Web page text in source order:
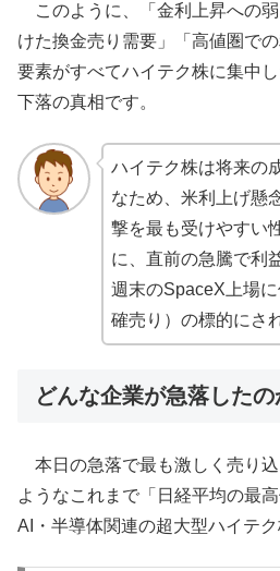
このように、「金利上昇への
けた換金売り需要」「高値圏で
要素がすべてハイテク株に集中
下落の真相です。
ハイテク株は将来の
なため、米利上げ懸
撃を最も受けやすい
に、直前の急騰で利
週末のSpaceX上場
確売り）の標的にさ
どんな企業が急落したの
本日の急落で最も激しく売り
ようなこれまで「日経平均の最
AI・半導体関連の超大型ハイテク